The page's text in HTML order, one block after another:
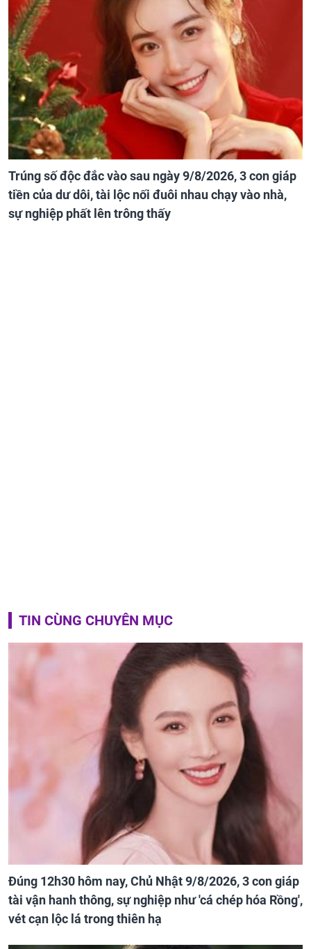
Trúng số độc đắc vào sau ngày 9/8/2026, 3 con giáp
tiền của dư dôi, tài lộc nối đuôi nhau chạy vào nhà,
sự nghiệp phất lên trông thấy
TIN CÙNG CHUYÊN MỤC
Đúng 12h30 hôm nay, Chủ Nhật 9/8/2026, 3 con giáp
tài vận hanh thông, sự nghiệp như 'cá chép hóa Rồng',
vét cạn lộc lá trong thiên hạ